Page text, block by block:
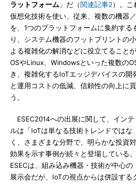
ラットフォーム 」だ（関連記事2）。こ
仮想化技術を使い、従来、複数の機器
を、1つのプラットフォームに集約する
り、システム機器のフットプリントの
よる複雑化の解消などに役立てること
OSやLinux、Windowsといった複数の
き、複雑化するIoTエッジデバイスの開
と運用コストの低減、信頼性の向上に
う。
ESEC2014への出展に関して、インテ
ルは「IoTは単なる技術トレンドではな
く、さまざまな分野で、明らかな投資対
効果を示す事例が続々と登場している。
ESECは、組み込み機器・技術が中心の
展示会だが、IoTの視点からは併設する